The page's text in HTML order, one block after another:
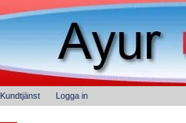
Kundtjänst Logga in